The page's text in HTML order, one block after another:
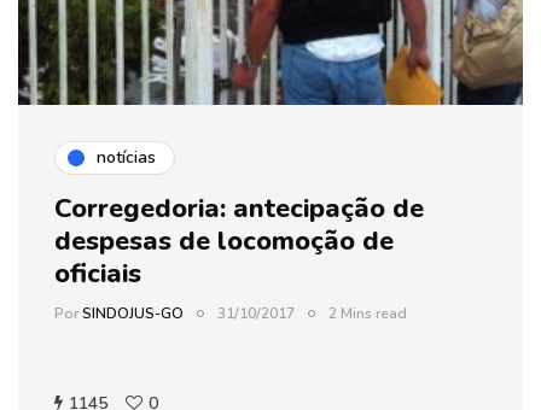
notícias
Corregedoria: antecipação de
despesas de locomoção de
oficiais
PorSINDOJUS-GO 31/10/2017 2 Mins read
1145 0